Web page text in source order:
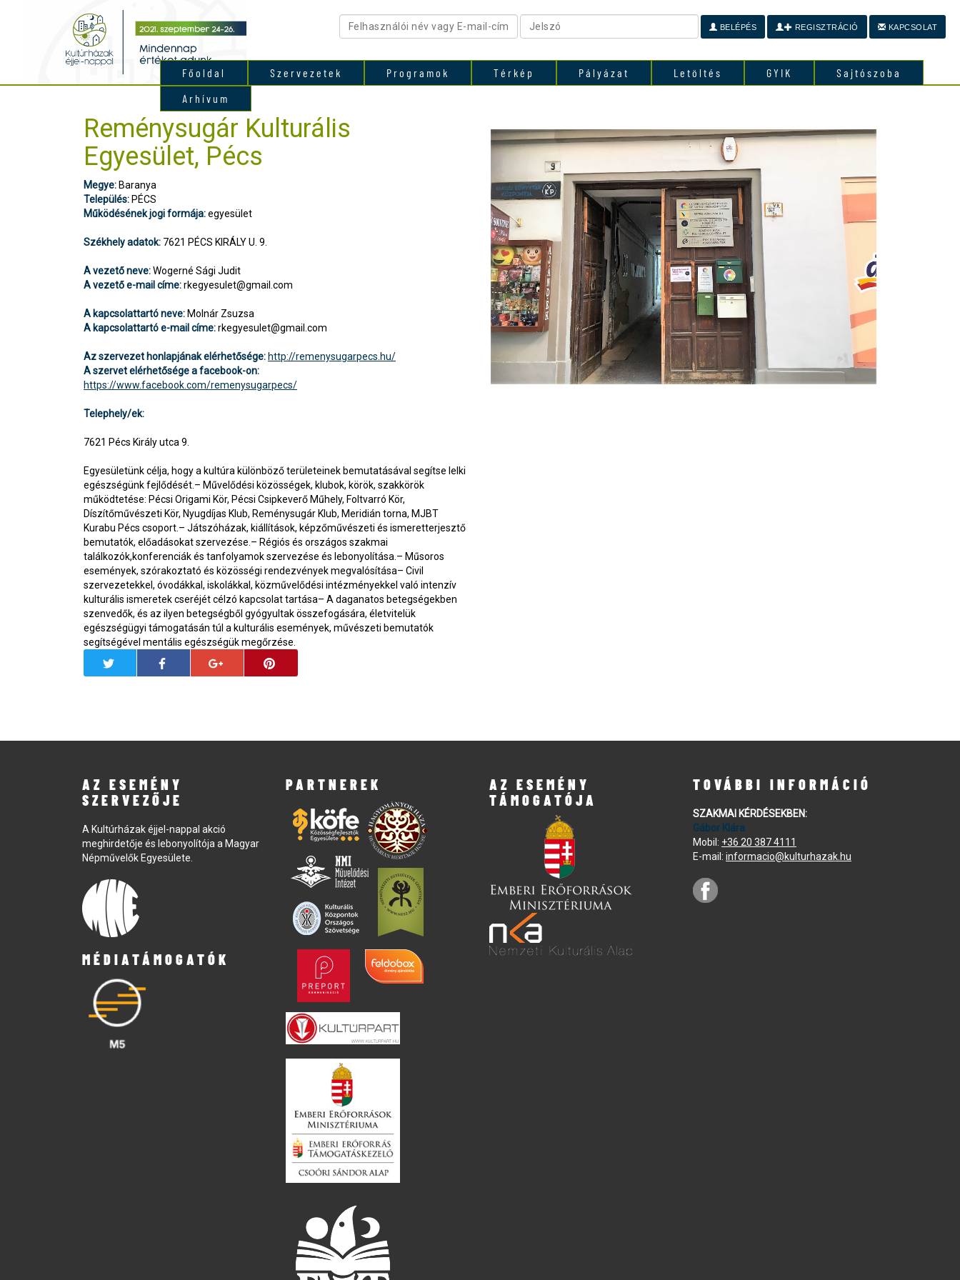
Főoldal Szervezetek Programok Térkép Pályázat Letöltés GYIK
Sajtószoba
Arhívum
BELÉPÉS REGISZTRÁCIÓ KAPCSOLAT
Reménysugár Kulturális
Egyesület, Pécs
Megye: Baranya
Település: PÉCS
Működésének jogi formája:egyesület
Székhely adatok: 7621 PÉCS KIRÁLY U. 9.
A vezető neve:Wogerné Sági Judit
A vezető e-mail címe:rkegyesulet@gmail.com
A kapcsolattartó neve: Molnár Zsuzsa
A kapcsolattartó e-mail címe:rkegyesulet@gmail.com
Az szervezet honlapjának elérhetősége: http://remenysugarpecs.hu/
A szervet elérhetősége a facebook-on:
https://www.facebook.com/remenysugarpecs/
Telephely/ek:
7621 Pécs Király utca 9.
Egyesületünk célja, hogy a kultúra különböző területeinek bemutatásával segítse lelki
egészségünk fejlődését.– Művelődési közösségek, klubok, körök, szakkörök
működtetése: Pécsi Origami Kör, Pécsi Csipkeverő Műhely, Foltvarró Kör,
Díszítőművészeti Kör, Nyugdíjas Klub, Reménysugár Klub, Meridián torna, MJBT
Kurabu Pécs csoport.– Játszóházak, kiállítások, képzőművészeti és ismeretterjesztő
bemutatók, előadásokat szervezése.– Régiós és országos szakmai
találkozók,konferenciák és tanfolyamok szervezése és lebonyolítása.– Műsoros
események, szórakoztató és közösségi rendezvények megvalósítása– Civil
szervezetekkel, óvodákkal, iskolákkal, közművelődési intézményekkel való intenzív
kulturális ismeretek cseréjét célzó kapcsolat tartása– A daganatos betegségekben
szenvedők, és az ilyen betegségből gyógyultak összefogására, életvitelük
egészségügyi támogatásán túl a kulturális események, művészeti bemutatók
segítségével mentális egészségük megőrzése.
AZ ESEMÉNY
SZERVEZŐJE
A Kultúrházak éjjel-nappal akció
meghirdetője és lebonyolítója a Magyar
Népművelők Egyesülete.
MÉDIATÁMOGATÓK
PARTNEREK
AZ ESEMÉNY
TÁMOGATÓJA
TOVÁBBI INFORMÁCIÓ
SZAKMAI KÉRDÉSEKBEN:
Gábor Klára
Mobil: +36 20 387 4111
E-mail: informacio@kulturhazak.hu